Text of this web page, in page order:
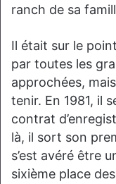
ranch de sa
Il était sur le
par toutes les
approchées,
tenir. En 1981, il
contrat
là, il sort son
s’est avéré être
sixième place